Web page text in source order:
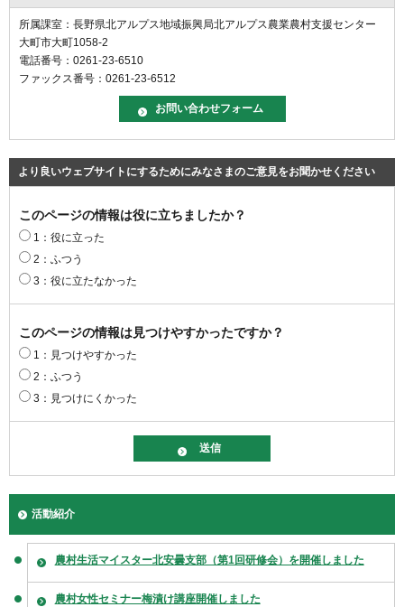
所属課室：長野県北アルプス地域振興局北アルプス農業農村支援センター
大町市大町1058-2
電話番号：0261-23-6510
ファックス番号：0261-23-6512
より良いウェブサイトにするためにみなさまのご意見をお聞かせください
このページの情報は役に立ちましたか？
1：役に立った
2：ふつう
3：役に立たなかった
このページの情報は見つけやすかったですか？
1：見つけやすかった
2：ふつう
3：見つけにくかった
活動紹介
農村生活マイスター北安曇支部（第1回研修会）を開催しました
農村女性セミナー梅漬け講座開催しました